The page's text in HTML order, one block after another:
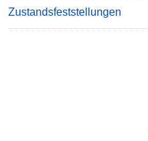
Zustandsfeststellungen